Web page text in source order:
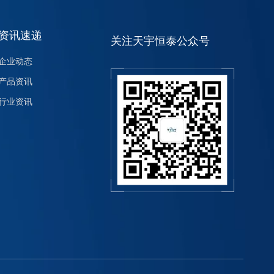
讯速递
业动态
品资讯
业资讯
关注天宇恒泰公众号